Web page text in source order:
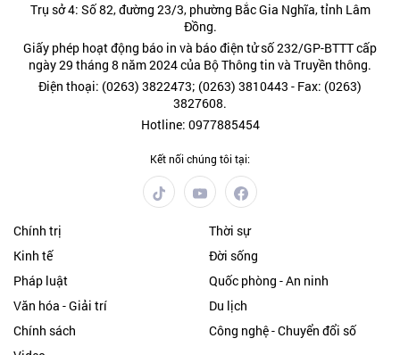
Trụ sở 4: Số 82, đường 23/3, phường Bắc Gia Nghĩa, tỉnh Lâm
Đồng.
Giấy phép hoạt động báo in và báo điện tử số 232/GP-BTTT cấp
ngày 29 tháng 8 năm 2024 của Bộ Thông tin và Truyền thông.
Điện thoại: (0263) 3822473; (0263) 3810443 - Fax: (0263)
3827608.
Hotline: 0977885454
Kết nối chúng tôi tại:
Chính trị
Thời sự
Kinh tế
Đời sống
Pháp luật
Quốc phòng - An ninh
Văn hóa - Giải trí
Du lịch
Chính sách
Công nghệ - Chuyển đổi số